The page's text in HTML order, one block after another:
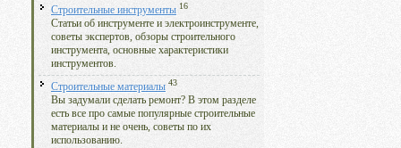
Строительные инструменты 16
Статьи об инструменте и электроинструменте,
советы экспертов, обзоры строительного
инструмента, основные характеристики
инструментов.
Строительные материалы 43
Вы задумали сделать ремонт? В этом разделе
есть все про самые популярные строительные
материалы и не очень, советы по их
использованию.